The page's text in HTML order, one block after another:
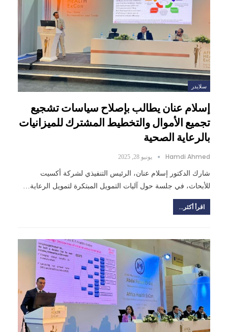
سلايدر
إسلام عنان يطالب بإصلاح سياسات تشجيع
تجميع الأموال والتخطيط المشترك للميزانيات
بالرعاية الصحية
Hamdi Ahmed يونيو 28, 2025
شارك الدكتور إسلام عنان، الرئيس التنفيذي لشركة أكسيت
للأبحاث، في جلسة حول آليات التمويل المبتكرة لتمويل الرعاية…
اقرأ أكثر...